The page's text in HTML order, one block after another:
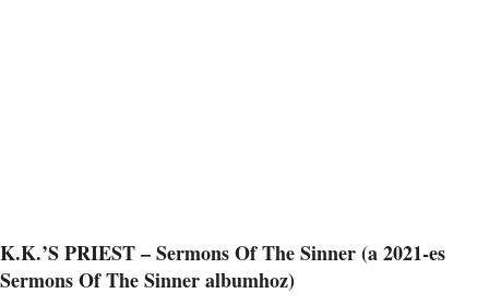
K.K.’S PRIEST – Sermons Of The Sinner (a 2021-es
Sermons Of The Sinner albumhoz)